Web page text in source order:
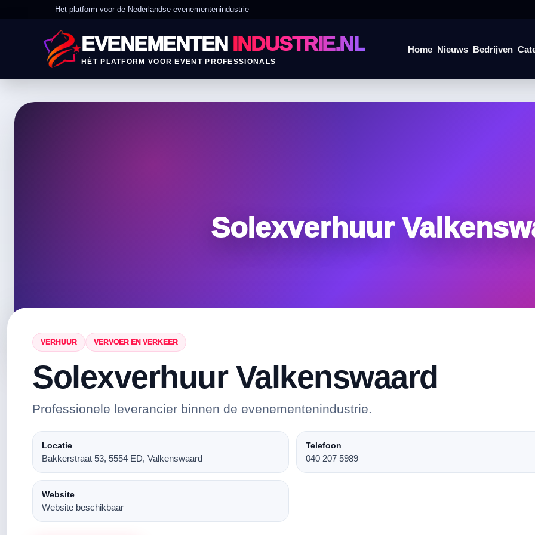
Het platform voor de Nederlandse evenementenindustrie
EVENEMENTEN INDUSTRIE.NL
HÉT PLATFORM VOOR EVENT PROFESSIONALS
Home Nieuws Bedrijven
Solexverhuur
VERHUUR VERVOER EN VERKEER
Solexverhuur Valkenswaard
Professionele leverancier binnen de evenementenindustrie.
Locatie
Bakkerstraat 53, 5554 ED, Valkenswaard
Telefoon
040 207 5989
Website
Website beschikbaar